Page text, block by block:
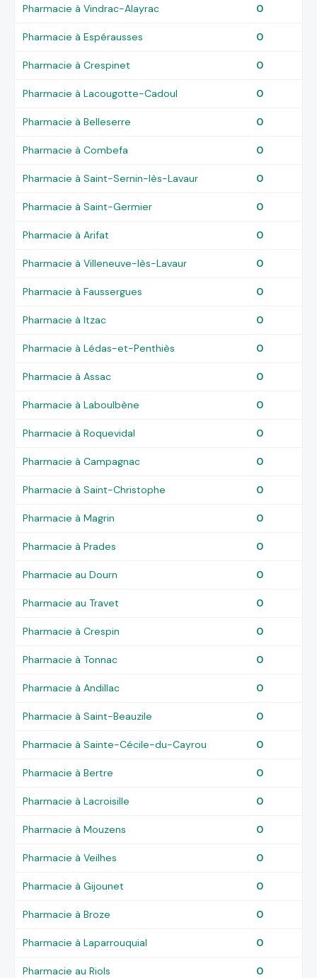
Pharmacie à Vindrac-Alayrac 0
Pharmacie à Espérausses 0
Pharmacie à Crespinet 0
Pharmacie à Lacougotte-Cadoul 0
Pharmacie à Belleserre 0
Pharmacie à Combefa 0
Pharmacie à Saint-Sernin-lès-Lavaur 0
Pharmacie à Saint-Germier 0
Pharmacie à Arifat 0
Pharmacie à Villeneuve-lès-Lavaur 0
Pharmacie à Faussergues 0
Pharmacie à Itzac 0
Pharmacie à Lédas-et-Penthiès 0
Pharmacie à Assac 0
Pharmacie à Laboulbène 0
Pharmacie à Roquevidal 0
Pharmacie à Campagnac 0
Pharmacie à Saint-Christophe 0
Pharmacie à Magrin 0
Pharmacie à Prades 0
Pharmacie au Dourn 0
Pharmacie au Travet 0
Pharmacie à Crespin 0
Pharmacie à Tonnac 0
Pharmacie à Andillac 0
Pharmacie à Saint-Beauzile 0
Pharmacie à Sainte-Cécile-du-Cayrou 0
Pharmacie à Bertre 0
Pharmacie à Lacroisille 0
Pharmacie à Mouzens 0
Pharmacie à Veilhes 0
Pharmacie à Gijounet 0
Pharmacie à Broze 0
Pharmacie à Laparrouquial 0
Pharmacie au Riols 0